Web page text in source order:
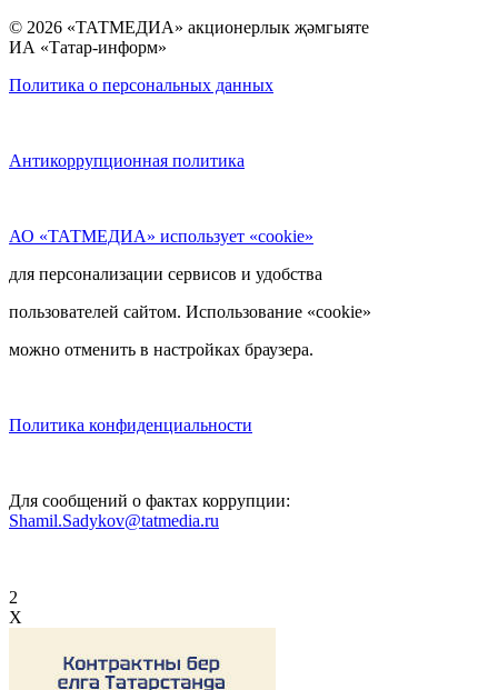
© 2026 «ТАТМЕДИА» акционерлык җәмгыяте
ИА «Татар-информ»
Политика о персональных данных
Антикоррупционная политика
АО «ТАТМЕДИА» использует «cookie»
для персонализации сервисов и удобства
пользователей сайтом. Использование «cookie»
можно отменить в настройках браузера.
Политика конфиденциальности
Для сообщений о фактах коррупции:
Shamil.Sadykov@tatmedia.ru
2
X